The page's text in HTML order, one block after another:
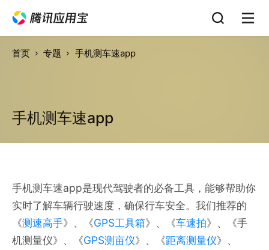
首页 专题 手机测车速app
手机测车速app
手机测车速app是现代驾驶者的必备工具，能够帮助你
实时了解车辆行驶速度，确保行车安全。我们推荐的
《测速高手》、《GPS工具箱》、《车速拍》、《手
机测量仪》、《GPS测亩仪》、《距离测量仪》、